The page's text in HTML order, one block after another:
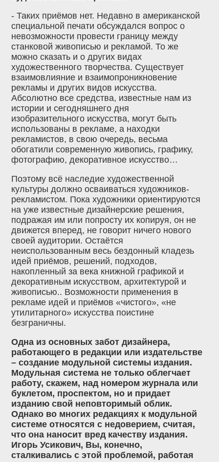
- Таких приёмов нет. Недавно в американской
специальной печати обсуждался вопрос о
невозможности провести границу между
станковой живописью и рекламой. То же
можно сказать и о других видах
художественного творчества. Существует
взаимовлияние и взаимопроникновение
рекламы и других видов искусства.
Абсолютно все средства, известные нам из
истории и сегодняшнего дня
изобразительного искусства, могут быть
использованы в рекламе, а находки
рекламистов, в свою очередь, весьма
обогатили современную живопись, графику,
фотографию, декоративное искусство…
Поэтому всё наследие художественной
культуры должно осваиваться художников-
рекламистом. Пока художники ориентируются
на уже известные дизайнерские решения,
подражая им или попросту их копируя, он не
движется вперед, не говорит ничего нового
своей аудитории. Остаётся
неиспользованным весь бездонный кладезь
идей приёмов, решений, подходов,
накопленный за века книжной графикой и
декоративным искусством, архитектурой и
живописью.. Возможности применения в
рекламе идей и приёмов «чистого», «не
утилитарного» искусства поистине
безграничны.
Одна из основных забот дизайнера,
работающего в редакции или издательстве
– создание модульной системы издания.
Модульная система не только облегчает
работу, скажем, над номером журнала или
буклетом, проспектом, но и придает
изданию свой неповторимый облик.
Однако во многих редакциях к модульной
системе относятся с недоверием, считая,
что она наносит вред качеству издания.
Игорь Усикович, Вы, конечно,
сталкивались с этой проблемой, работая